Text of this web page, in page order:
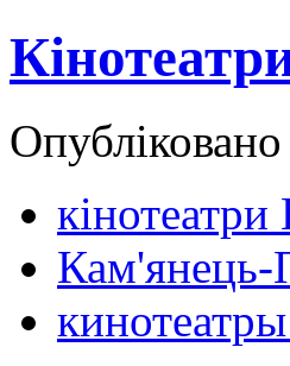
Кам'янець-